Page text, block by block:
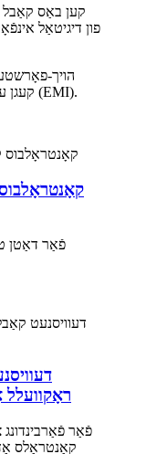
פון דיגיטאַל
קעגן עלעקטראָמאַגנעטישע אריינמישונג (EMI).
פֿאַר דאַטן
פֿאַר